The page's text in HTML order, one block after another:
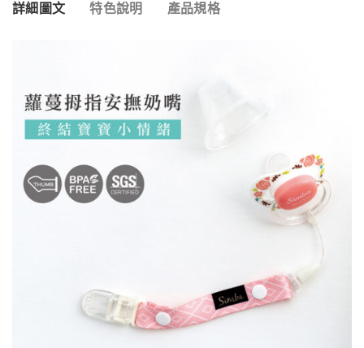
詳細圖文 特色說明 產品規格